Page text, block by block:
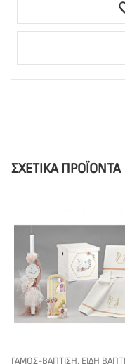
ΣΧΕΤΙΚΆ ΠΡΟΪΌΝΤΑ
ΒΆΠΤΙΣΗΣ,ΣΕΤ ΒΆΠΤΙΣΗΣ ΓΙΑ
ΓΆΜΟΣ-ΒΆΠΤΙΣΗ, ΕΊΔΗ